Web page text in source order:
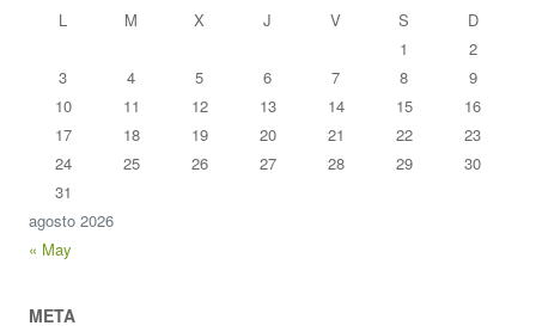
agosto 2026
L M X J V S
D
1
2
3
4 5 6 7 8
9
10
11 12 13 14 15
16
17
18 19 20 21 22
23
24
25 26 27 28 29
30
31
« May
META